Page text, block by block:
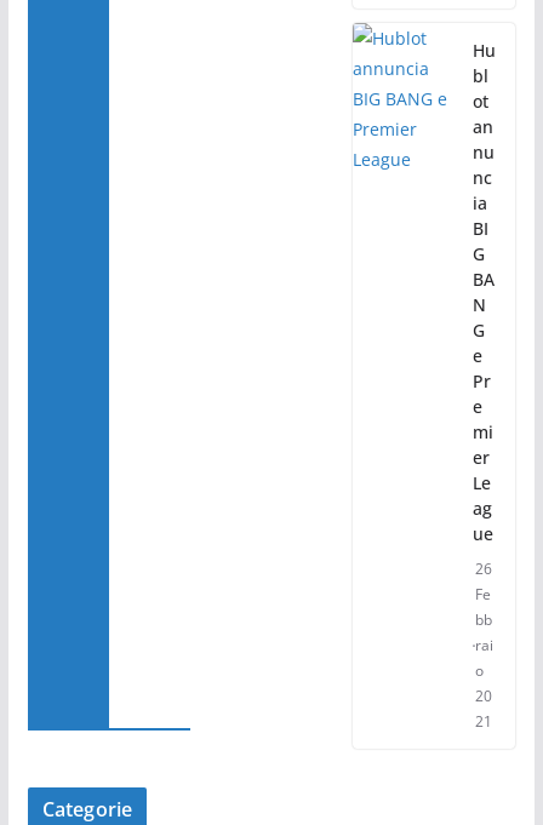
Hu
bl
ot
an
nu
nc
ia
BI
G
BA
N
G
e
Pr
e
mi
er
Le
ag
ue
26
Fe
bb
rai
o
20
21
Categorie